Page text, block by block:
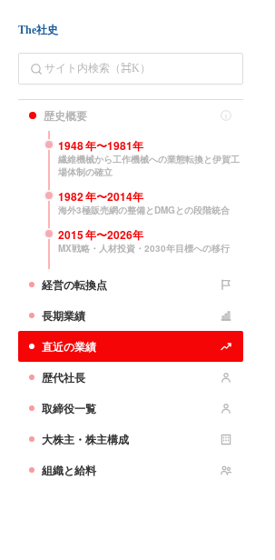
The社史
歴史概要
1948年〜1981年
繊維機械から工作機械への業態転換と伊賀工
場体制の確立
1982年〜2014年
海外3極販売網の整備とDMGとの段階統合
2015年〜2026年
MX戦略・人材投資・2030年目標への移行
経営の転換点
長期業績
直近の業績
歴代社長
取締役一覧
大株主・株主構成
組織と給料